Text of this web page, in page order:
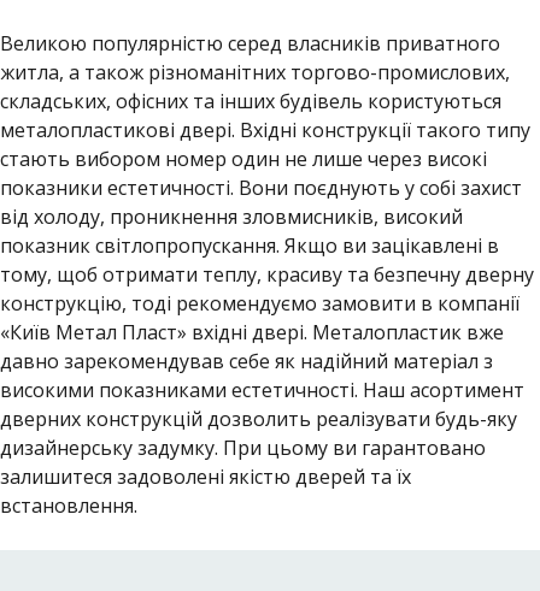
Великою популярністю серед власників приватного
житла, а також різноманітних торгово-промислових,
складських, офісних та інших будівель користуються
металопластикові двері. Вхідні конструкції такого типу
стають вибором номер один не лише через високі
показники естетичності. Вони поєднують у собі захист
від холоду, проникнення зловмисників, високий
показник світлопропускання. Якщо ви зацікавлені в
тому, щоб отримати теплу, красиву та безпечну дверну
конструкцію, тоді рекомендуємо замовити в компанії
«Київ Метал Пласт» вхідні двері. Металопластик вже
давно зарекомендував себе як надійний матеріал з
високими показниками естетичності. Наш асортимент
дверних конструкцій дозволить реалізувати будь-яку
дизайнерську задумку. При цьому ви гарантовано
залишитеся задоволені якістю дверей та їх
встановлення.